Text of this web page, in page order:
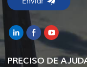
PRECISO DE